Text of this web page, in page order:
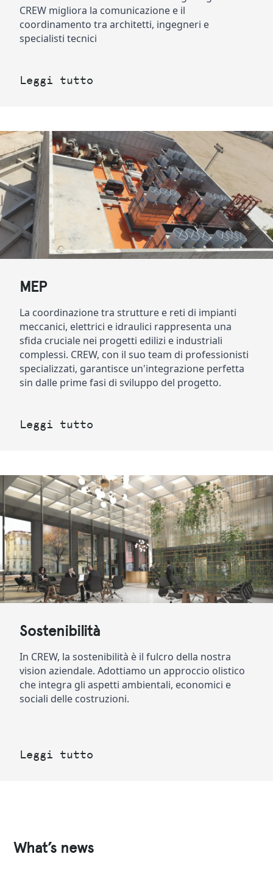
CREW migliora la comunicazione e il
coordinamento tra architetti, ingegneri e
specialisti tecnici
Leggi tutto
MEP
La coordinazione tra strutture e reti di impianti
meccanici, elettrici e idraulici rappresenta una
sfida cruciale nei progetti edilizi e industriali
complessi. CREW, con il suo team di professionisti
specializzati, garantisce un'integrazione perfetta
sin dalle prime fasi di sviluppo del progetto.
Leggi tutto
Sostenibilità
In CREW, la sostenibilità è il fulcro della nostra
vision aziendale. Adottiamo un approccio olistico
che integra gli aspetti ambientali, economici e
sociali delle costruzioni.
Leggi tutto
What’s news